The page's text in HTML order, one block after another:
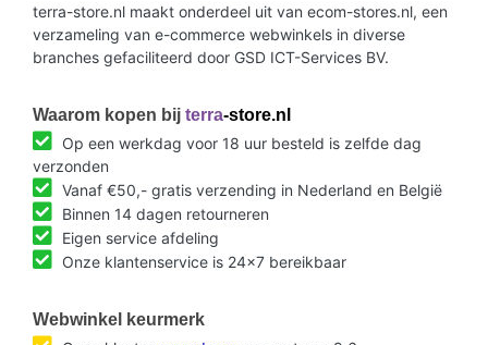
terra-store.nl maakt onderdeel uit van ecom-stores.nl, een
verzameling van e-commerce webwinkels in diverse
branches gefaciliteerd door GSD ICT-Services BV.
Waarom kopen bij terra-store.nl
Op een werkdag voor 18 uur besteld is zelfde dag
verzonden
Vanaf €50,- gratis verzending in Nederland en België
Binnen 14 dagen retourneren
Eigen service afdeling
Onze klantenservice is 24x7 bereikbaar
Webwinkel keurmerk